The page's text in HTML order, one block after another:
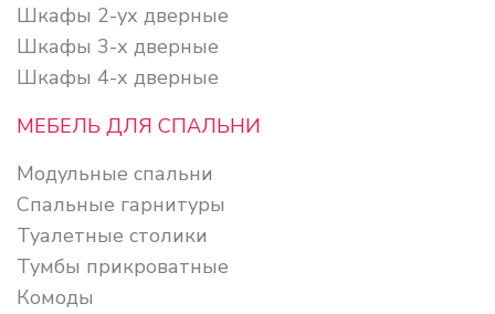
Шкафы 2-ух дверные
Шкафы 3-х дверные
Шкафы 4-х дверные
МЕБЕЛЬ ДЛЯ СПАЛЬНИ
Модульные спальни
Спальные гарнитуры
Туалетные столики
Тумбы прикроватные
Комоды